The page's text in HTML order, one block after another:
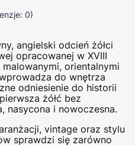
0)
angielski odcień żółci
opracowanej w XVIII
orientalnymi
do wnętrza
odniesienie do historii
żółć bez
nasycona i nowoczesna.
vintage oraz stylu
sprawdzi się zarówno